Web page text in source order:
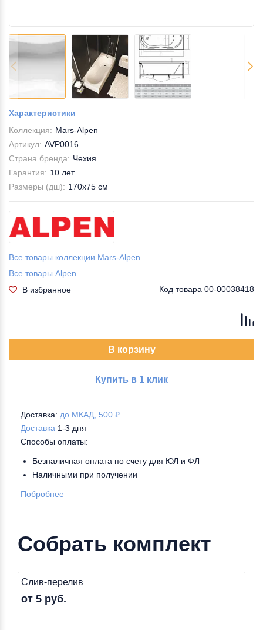
Характеристики
Коллекция: Mars-Alpen
Артикул: AVP0016
Страна бренда: Чехия
Гарантия: 10 лет
Размеры (дш): 170x75 см
Все товары коллекции Mars-Alpen
Все товары Alpen
В избранное
Код товара 00-00038418
В корзину
Купить в 1 клик
Доставка: до МКАД, 500 ₽
Доставка 1-3 дня
Способы оплаты:
Безналичная оплата по счету для ЮЛ и ФЛ
Наличными при получении
Побробнее
Собрать комплект
Слив-перелив
от 5 руб.